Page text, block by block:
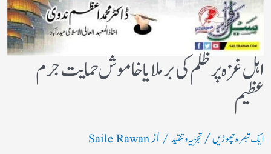
اہل غزہ پر ظلم کی برملا یا خاموش حمایت جرم
عظیم
ایک تبصرہ چھوڑیں/تجزیہ و تنقید/ ازSaile Rawan